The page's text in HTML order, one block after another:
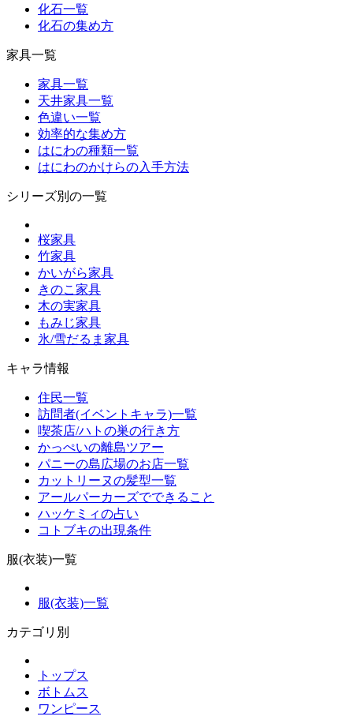
化石一覧
化石の集め方
家具一覧
家具一覧
天井家具一覧
色違い一覧
効率的な集め方
はにわの種類一覧
はにわのかけらの入手方法
シリーズ別の一覧
桜家具
竹家具
かいがら家具
きのこ家具
木の実家具
もみじ家具
氷/雪だるま家具
キャラ情報
住民一覧
訪問者(イベントキャラ)一覧
喫茶店/ハトの巣の行き方
かっぺいの離島ツアー
パニーの島広場のお店一覧
カットリーヌの髪型一覧
アールパーカーズでできること
ハッケミィの占い
コトブキの出現条件
服(衣装)一覧
服(衣装)一覧
カテゴリ別
トップス
ボトムス
ワンピース